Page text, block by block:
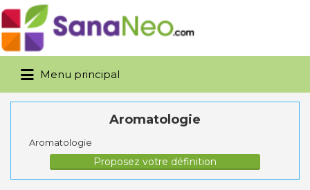
Rechercher:
Menu principal
Aromatologie
Aromatologie
Proposez votre définition